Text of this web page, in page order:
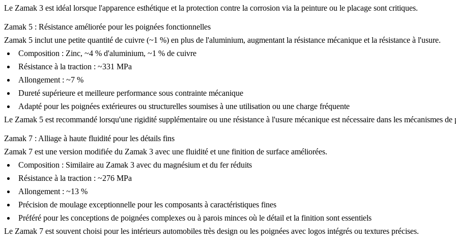
Le Zamak 3 est idéal lorsque l'apparence esthétique et la protection contre la corrosion via la peinture ou le placage sont critiques.
Zamak 5 : Résistance améliorée pour les poignées fonctionnelles
Zamak 5 inclut une petite quantité de cuivre (~1 %) en plus de l'aluminium, augmentant la résistance mécanique et la résistance à l'usure.
Composition : Zinc, ~4 % d'aluminium, ~1 % de cuivre
Résistance à la traction : ~331 MPa
Allongement : ~7 %
Dureté supérieure et meilleure performance sous contrainte mécanique
Adapté pour les poignées extérieures ou structurelles soumises à une utilisation ou une charge fréquente
Le Zamak 5 est recommandé lorsqu'une rigidité supplémentaire ou une résistance à l'usure mécanique est nécessaire dans les mécanismes de
Zamak 7 : Alliage à haute fluidité pour les détails fins
Zamak 7 est une version modifiée du Zamak 3 avec une fluidité et une finition de surface améliorées.
Composition : Similaire au Zamak 3 avec du magnésium et du fer réduits
Résistance à la traction : ~276 MPa
Allongement : ~13 %
Précision de moulage exceptionnelle pour les composants à caractéristiques fines
Préféré pour les conceptions de poignées complexes ou à parois minces où le détail et la finition sont essentiels
Le Zamak 7 est souvent choisi pour les intérieurs automobiles très design ou les poignées avec logos intégrés ou textures précises.